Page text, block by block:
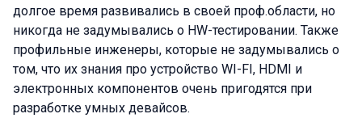
долгое время развивались в своей проф.области, но
никогда не задумывались о HW-тестировании. Также
профильные инженеры, которые не задумывались о
том, что их знания про устройство WI-FI, HDMI и
электронных компонентов очень пригодятся при
разработке умных девайсов.